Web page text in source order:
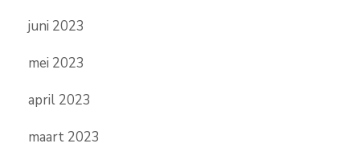
juni 2023
mei 2023
april 2023
maart 2023